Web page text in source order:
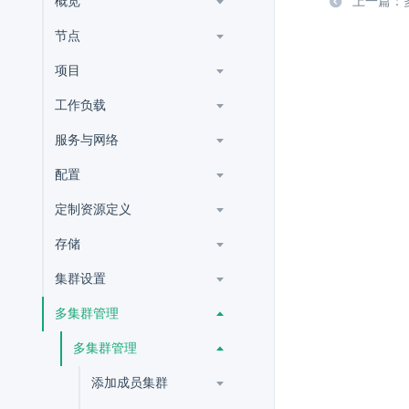
节点
项目
工作负载
服务与网络
配置
定制资源定义
存储
集群设置
多集群管理
多集群管理
添加成员集群